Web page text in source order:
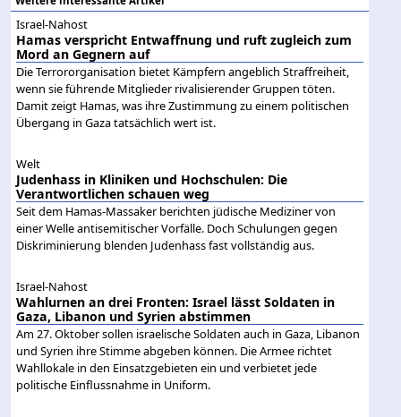
Israel-Nahost
Hamas verspricht Entwaffnung und ruft zugleich zum
Mord an Gegnern auf
Die Terrororganisation bietet Kämpfern angeblich Straffreiheit,
wenn sie führende Mitglieder rivalisierender Gruppen töten.
Damit zeigt Hamas, was ihre Zustimmung zu einem politischen
Übergang in Gaza tatsächlich wert ist.
Welt
Judenhass in Kliniken und Hochschulen: Die
Verantwortlichen schauen weg
Seit dem Hamas-Massaker berichten jüdische Mediziner von
einer Welle antisemitischer Vorfälle. Doch Schulungen gegen
Diskriminierung blenden Judenhass fast vollständig aus.
Israel-Nahost
Wahlurnen an drei Fronten: Israel lässt Soldaten in
Gaza, Libanon und Syrien abstimmen
Am 27. Oktober sollen israelische Soldaten auch in Gaza, Libanon
und Syrien ihre Stimme abgeben können. Die Armee richtet
Wahllokale in den Einsatzgebieten ein und verbietet jede
politische Einflussnahme in Uniform.